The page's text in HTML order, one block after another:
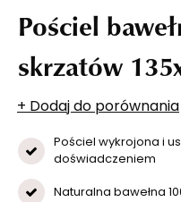
Pościel
skrzatów
+ Dodaj do porównania
Pościel wykrojona i
doświadczeniem
Naturalna bawełna